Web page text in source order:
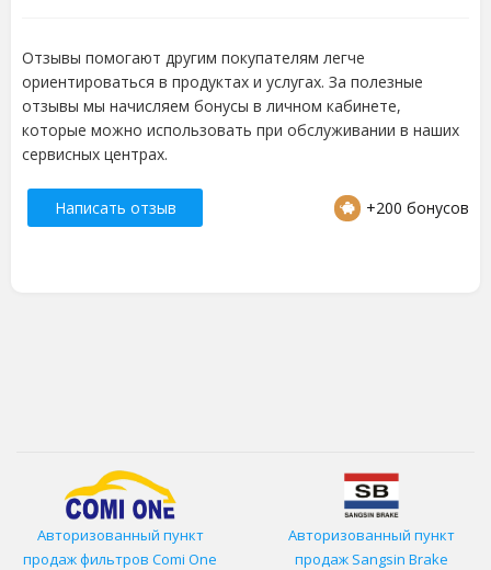
Отзывы помогают другим покупателям легче
ориентироваться в продуктах и услугах. За полезные
отзывы мы начисляем бонусы в личном кабинете,
которые можно использовать при обслуживании в наших
сервисных центрах.
Написать отзыв +200 бонусов
Авторизованный пункт
продаж фильтров Comi One
Авторизованный пункт
продаж Sangsin Brake